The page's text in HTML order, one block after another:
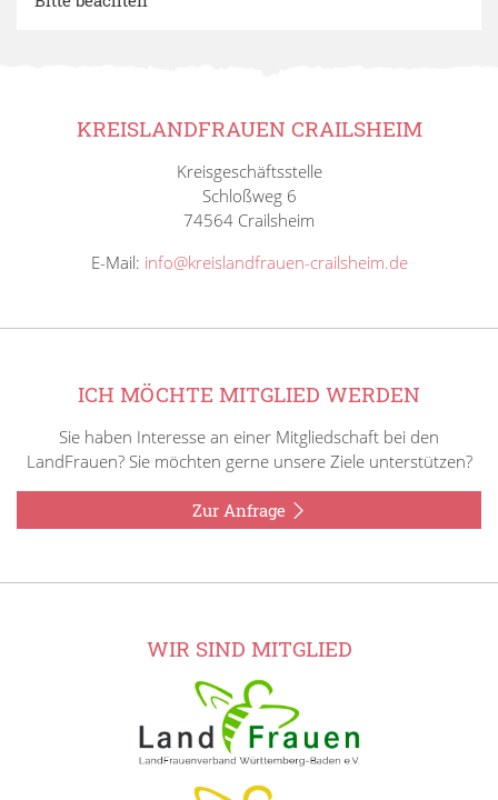
KREISLANDFRAUEN CRAILSHEIM
Kreisgeschäftsstelle
Schloßweg 6
74564 Crailsheim
E-Mail: info@kreislandfrauen-crailsheim.de
ICH MÖCHTE MITGLIED WERDEN
Sie haben Interesse an einer Mitgliedschaft bei den
LandFrauen? Sie möchten gerne unsere Ziele unterstützen?
Zur Anfrage
WIR SIND MITGLIED